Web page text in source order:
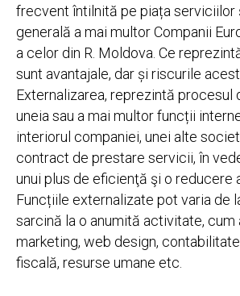
frecvent întilnită pe piața serviciilor
generală a mai multor Companii
a celor din R. Moldova. Ce
sunt avantajale, dar și riscurile
Externalizarea, reprezintă procesul
uneia sau a mai multor funcții
interiorul companiei, unei alte
contract de prestare servicii, în
unui plus de eficienţă şi o reducere
Funcțiile externalizate pot varia de
sarcină la o anumită activitate, cum
marketing, web design,
fiscală, resurse umane etc.